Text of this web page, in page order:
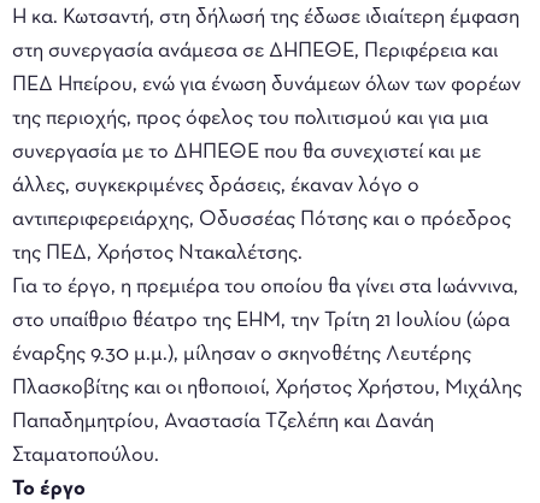
Η κα. Κωτσαντή, στη δήλωσή της έδωσε ιδιαίτερη έμφαση
στη συνεργασία ανάμεσα σε ΔΗΠΕΘΕ, Περιφέρεια και
ΠΕΔ Ηπείρου, ενώ για ένωση δυνάμεων όλων των φορέων
της περιοχής, προς όφελος του πολιτισμού και για μια
συνεργασία με το ΔΗΠΕΘΕ που θα συνεχιστεί και με
άλλες, συγκεκριμένες δράσεις, έκαναν λόγο ο
αντιπεριφερειάρχης, Οδυσσέας Πότσης και ο πρόεδρος
της ΠΕΔ, Χρήστος Ντακαλέτσης.
Για το έργο, η πρεμιέρα του οποίου θα γίνει στα Ιωάννινα,
στο υπαίθριο θέατρο της ΕΗΜ, την Τρίτη 21 Ιουλίου (ώρα
έναρξης 9.30 μ.μ.), μίλησαν ο σκηνοθέτης Λευτέρης
Πλασκοβίτης και οι ηθοποιοί, Χρήστος Χρήστου, Μιχάλης
Παπαδημητρίου, Αναστασία Τζελέπη και Δανάη
Σταματοπούλου.
Το έργο